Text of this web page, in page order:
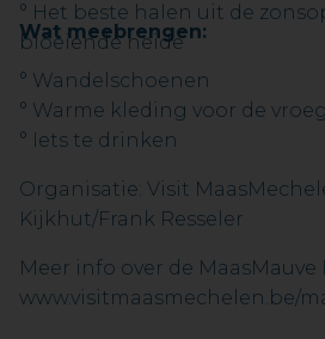
° Het beste halen uit de
bloeiende heide
Wat meebrengen:
° Wandelschoenen
° Warme kleding voor de
° Iets te drinken
Organisatie: Visit
Kijkhut/Frank Resseler
Meer info over de MaasMauve
www.visitmaasmechelen.be/